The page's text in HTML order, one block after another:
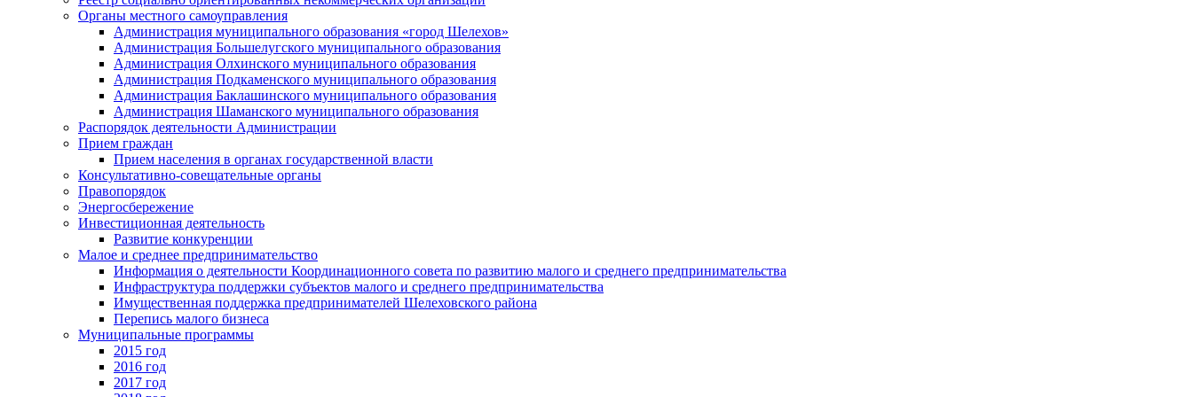
Органы местного самоуправления
Администрация муниципального образования «город Шелехов»
Администрация Большелугского муниципального образования
Администрация Олхинского муниципального образования
Администрация Подкаменского муниципального образования
Администрация Баклашинского муниципального образования
Администрация Шаманского муниципального образования
Распорядок деятельности Администрации
Прием граждан
Прием населения в органах государственной власти
Консультативно-совещательные органы
Правопорядок
Энергосбережение
Инвестиционная деятельность
Развитие конкуренции
Малое и среднее предпринимательство
Информация о деятельности Координационного совета по развитию малого и среднего предпринимательства
Инфраструктура поддержки субъектов малого и среднего предпринимательства
Имущественная поддержка предпринимателей Шелеховского района
Перепись малого бизнеса
Муниципальные программы
2015 год
2016 год
2017 год